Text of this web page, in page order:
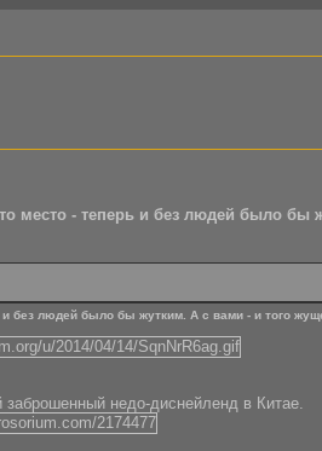
место - теперь и без людей было бы
и без людей было бы жутким. А с вами - и того
заброшенный недо-диснейленд в Китае.